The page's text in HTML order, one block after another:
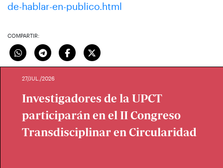
de-hablar-en-publico.html
COMPARTIR:
27/JUL./2026
Investigadores de la UPCT
participarán en el II Congreso
Transdisciplinar en Circularidad